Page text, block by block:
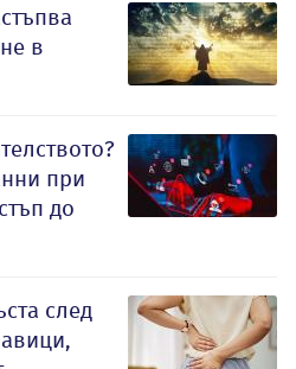
в
при
до
след